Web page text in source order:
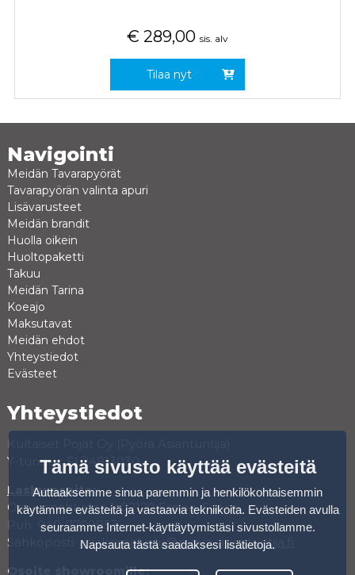
€ 289,00 sis. alv
Tilaa nyt
Navigointi
Meidän Tavarapyörät
Tavarapyörän valinta apuri
Lisävarusteet
Meidän brandit
Huolla oikein
Huoltopaketti
Takuu
Meidän Tarina
Koeajo
Maksutavat
Meidän ehdot
Yhteystiedot
Evästeet
Yhteystiedot
Y-tunnus: FI 24813030
Lasku osoite:
Oravannahkatori 1, 02120 Espoo, Suomi
Puh. 040-7709853
Sähköposti:
asiakaspalvelu@pyora-asiantuntija.fi
Osoite showroomille:
Tämä sivusto käyttää evästeitä
Auttaaksemme sinua paremmin ja henkilökohtaisemmin
käytämme evästeitä ja vastaavia tekniikoita. Evästeiden avulla
seuraamme Internet-käyttäytymistäsi sivustollamme.
Napsauta tästä saadaksesi lisätietoja.